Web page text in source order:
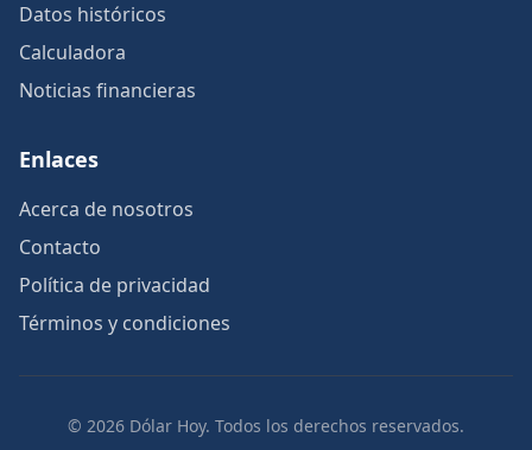
Datos históricos
Calculadora
Noticias financieras
Enlaces
Acerca de nosotros
Contacto
Política de privacidad
Términos y condiciones
© 2026 Dólar Hoy. Todos los derechos reservados.